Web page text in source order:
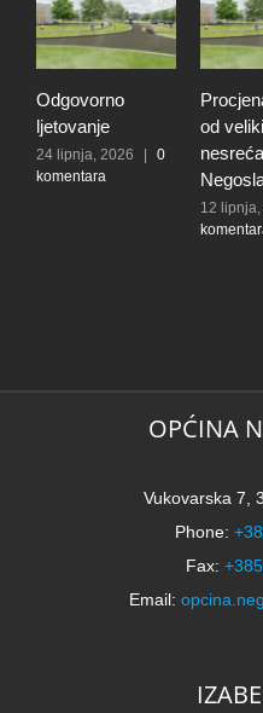
Odgovorno
ljetovanje
24 lipnja, 2026
0
komentara
od
12
OPĆINA
Vukovarska 7,
Phone:
Fax:
Email: